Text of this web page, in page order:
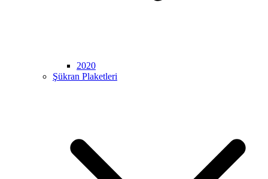
2020
Şükran Plaketleri